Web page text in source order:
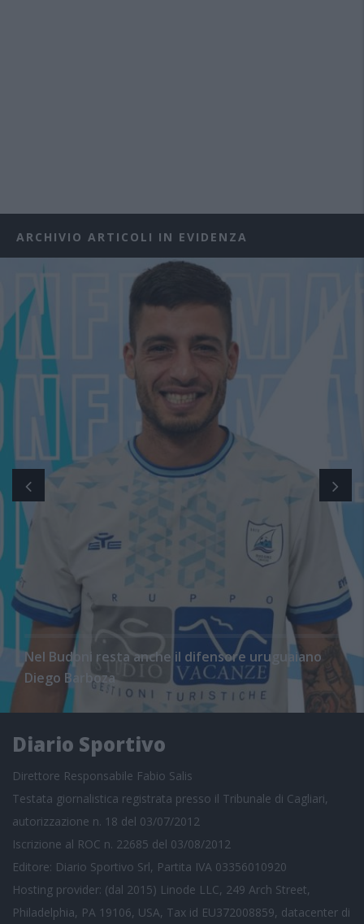
ARCHIVIO ARTICOLI IN EVIDENZA
Nel Budoni resta anche il difensore uruguaiano
Diego Barboza
Diario Sportivo
Direttore Responsabile Fabio Salis
Testata giornalistica registrata presso il Tribunale di Cagliari,
autorizzazione n. 18 del 03/07/2012
Iscrizione al ROC n. 22685 del 03/08/2012
Editore: Diario Sportivo Srl, Partita IVA 03356010920
Hosting provider: (dal 2015) Linode LLC, 249 Arch Street,
Philadelphia, PA 19106, USA, Tax id EU372008859, datacenter di